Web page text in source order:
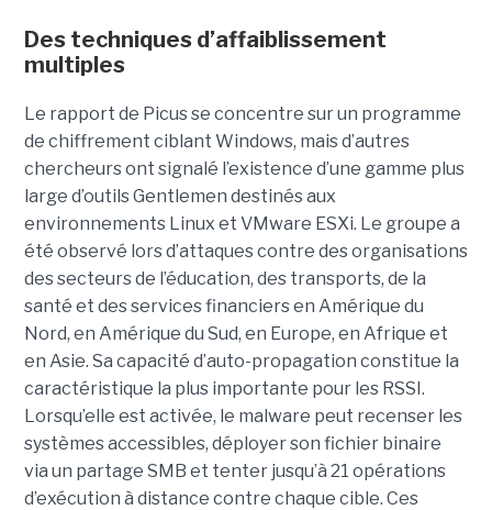
Des techniques d’affaiblissement
multiples
Le rapport de Picus se concentre sur un programme
de chiffrement ciblant Windows, mais d’autres
chercheurs ont signalé l’existence d’une gamme plus
large d’outils Gentlemen destinés aux
environnements Linux et VMware ESXi. Le groupe a
été observé lors d’attaques contre des organisations
des secteurs de l’éducation, des transports, de la
santé et des services financiers en Amérique du
Nord, en Amérique du Sud, en Europe, en Afrique et
en Asie. Sa capacité d’auto-propagation constitue la
caractéristique la plus importante pour les RSSI.
Lorsqu’elle est activée, le malware peut recenser les
systèmes accessibles, déployer son fichier binaire
via un partage SMB et tenter jusqu’à 21 opérations
d’exécution à distance contre chaque cible. Ces